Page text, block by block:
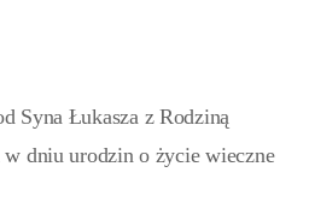
Syna Łukasza z Rodziną
w dniu urodzin o życie wieczne